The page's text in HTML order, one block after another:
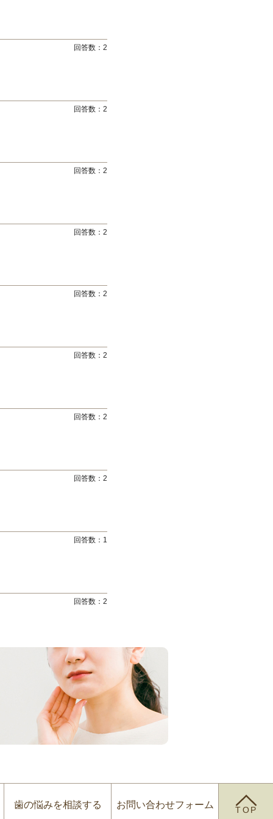
回答数： 2
回答数： 2
回答数： 2
回答数： 2
回答数： 2
回答数： 2
回答数： 2
回答数： 2
回答数： 1
回答数： 2
TOP
歯の悩みを相談する お問い合わせフォーム